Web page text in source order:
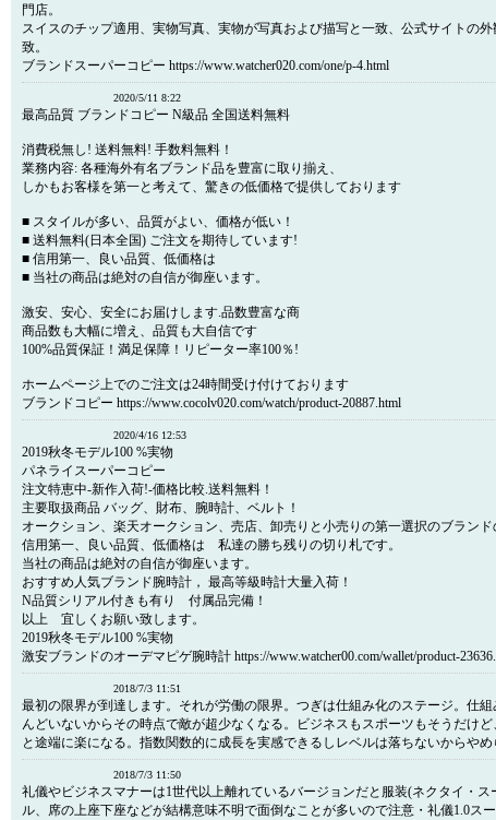
門店。
スイスのチップ適用、実物写真、実物が写真および描写と一致、公式サイトの
致。
ブランドスーパーコピー https://www.watcher020.com/one/p-4.html
2020/5/11 8:22
最高品質 ブランドコピー N級品 全国送料無料
消費税無し! 送料無料! 手数料無料！
業務内容: 各種海外有名ブランド品を豊富に取り揃え、
しかもお客様を第一と考えて、驚きの低価格で提供しております
■ スタイルが多い、品質がよい、価格が低い！
■ 送料無料(日本全国) ご注文を期待しています!
■ 信用第一、良い品質、低価格は
■ 当社の商品は絶対の自信が御座います。
激安、安心、安全にお届けします.品数豊富な商
商品数も大幅に増え、品質も大自信です
100%品質保証！満足保障！リピーター率100％!
ホームページ上でのご注文は24時間受け付けております
ブランドコピー https://www.cocolv020.com/watch/product-20887.html
2020/4/16 12:53
2019秋冬モデル100 %実物
パネライスーパーコピー
注文特恵中-新作入荷!-価格比較.送料無料！
主要取扱商品 バッグ、財布、腕時計、ベルト！
オークション、楽天オークション、売店、卸売りと小売りの第一選択のブランド
信用第一、良い品質、低価格は 私達の勝ち残りの切り札です。
当社の商品は絶対の自信が御座います。
おすすめ人気ブランド腕時計， 最高等級時計大量入荷！
N品質シリアル付きも有り 付属品完備！
以上 宜しくお願い致します。
2019秋冬モデル100 %実物
激安ブランドのオーデマピゲ腕時計 https://www.watcher00.com/wallet/product-
2018/7/3 11:51
最初の限界が到達します。それが労働の限界。つぎは仕組み化のステージ。仕組
んどいないからその時点で敵が超少なくなる。ビジネスもスポーツもそうだけ
と途端に楽になる。指数関数的に成長を実感できるしレベルは落ちないからや
2018/7/3 11:50
礼儀やビジネスマナーは1世代以上離れているバージョンだと服装(ネクタイ・ス
ル、席の上座下座などが結構意味不明で面倒なことが多いので注意・礼儀1.0ス